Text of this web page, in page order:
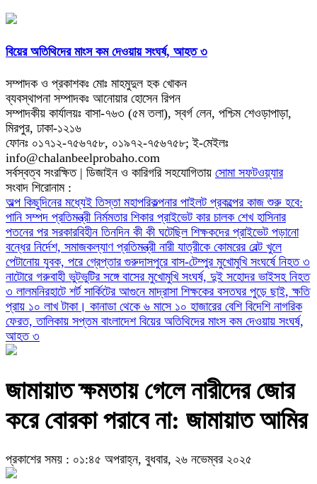
বিয়ের অতিথিদের মাংস কম দেওয়ায় সংঘর্ষ, আহত ৩
সম্পাদক ও প্রকাশকঃ মোঃ মাহমুদুল হক খোকন
ব্যবস্থাপনা সম্পাদকঃ আনোয়ার হোসেন রিপন
সম্পাদকীয় কার্যালয়ঃ বাসা-৭৬৩ (৫ম তলা), স্বর্গ লেন, পশ্চিম শেওড়াপাড়া,
মিরপুর, ঢাকা-১২১৬
ফোনঃ ০১৭১২-৭৫৬৭৫৮, ০১৯৭২-৭৫৬৭৫৮; ই-মেইলঃ
info@chalanbeelprobaho.com
সর্বস্বত্ব সংরক্ষিত | ডিজাইন ও কারিগরি সহযোগিতায় সোমা সফটওয়্যার
সংবাদ শিরোনাম :
অল্প কিছুদিনের মধ্যেই তিস্তা মহাপরিকল্পনার পাইলট প্রকল্পের কাজ শুরু হবে:
পানি সম্পদ প্রতিমন্ত্রী নির্মমতার শিকার প্রাইভেট কার চালক শেখ হাসিনার
পতনের পর সরকারবিহীন তিনদিন কী কী ঘটেছিল শিক্ষকদের প্রাইভেট পড়ানো
বন্ধের নির্দেশ, সমাজকল্যাণ প্রতিমন্ত্রী নারী যাত্রীকে কোমরের বেল্ট খুলে
পেটানোয় যুবক, পরে গ্রেপ্তার গুরুদাসপুরে বাস-টেম্পুর মুখোমুখি সংঘর্ষে নিহত ৩
নাটোরে গরুবাহী ভুটভুটির সঙ্গে বাসের মুখোমুখি সংঘর্ষ, দুই সহোদর ভাইসহ নিহত
৩ লালমনিরহাটে শর্ট সার্কিটের আগুনে মাদ্রাসা শিক্ষকের বসতঘর পুড়ে ছাই, ক্ষতি
প্রায় ১০ লাখ টাকা। কানাডা থেকে ৬ মাসে ১০ হাজারের বেশি বিদেশি নাগরিক
ফেরত, তালিকায় সপ্তম বাংলাদেশ বিয়ের অতিথিদের মাংস কম দেওয়ায় সংঘর্ষ,
আহত ৩
জামায়াত ক্ষমতায় গেলে নারীদের জোর
করে বোরকা পরাবে না: জামায়াত আমির
প্রকাশের সময় : ০১:৪৫ অপরাহ্ন, বুধবার, ২৬ নভেম্বর ২০২৫